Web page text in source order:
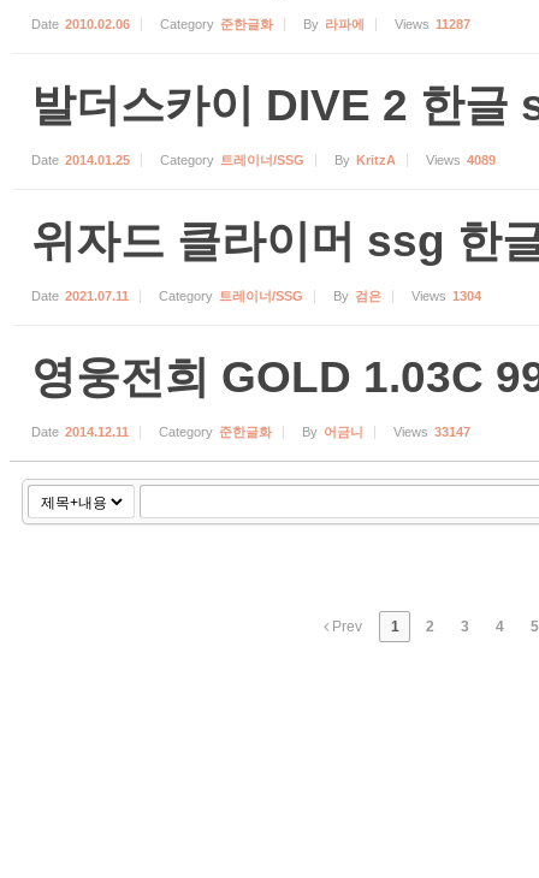
Date 2010.02.06 Category 준한글화 By 라파에 Views 11287
발더스카이 DIVE 2 한글
Date 2014.01.25 Category 트레이너/SSG By KritzA Views 4089
위자드 클라이머 ssg 한
Date 2021.07.11 Category 트레이너/SSG By 검은 Views 1304
영웅전희 GOLD 1.03C
Date 2014.12.11 Category 준한글화 By 어금니 Views 33147
Prev 1 2 3 4 5